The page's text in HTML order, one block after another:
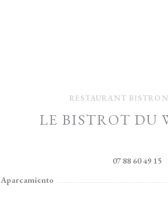
RESTAURANT
LE BISTROT DU
07 88 60 49 15
Aparcamiento